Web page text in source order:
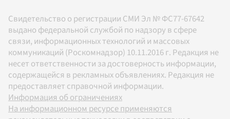
Свидетельство о регистрации СМИ Эл № ФС77-67642
выдано федеральной службой по надзору в сфере
связи, информационных технологий и массовых
коммуникаций (Роскомнадзор) 10.11.2016 г. Редакция не
несет ответственности за достоверность информации,
содержащейся в рекламных объявлениях. Редакция не
предоставляет справочной информации.
Информация об ограничениях
На информационном ресурсе применяются